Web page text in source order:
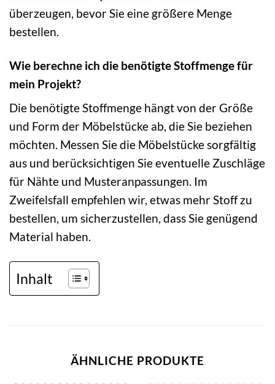
überzeugen, bevor Sie eine größere Menge
bestellen.
Wie berechne ich die benötigte Stoffmenge für
mein Projekt?
Die benötigte Stoffmenge hängt von der Größe
und Form der Möbelstücke ab, die Sie beziehen
möchten. Messen Sie die Möbelstücke sorgfältig
aus und berücksichtigen Sie eventuelle Zuschläge
für Nähte und Musteranpassungen. Im
Zweifelsfall empfehlen wir, etwas mehr Stoff zu
bestellen, um sicherzustellen, dass Sie genügend
Material haben.
Inhalt
ÄHNLICHE PRODUKTE